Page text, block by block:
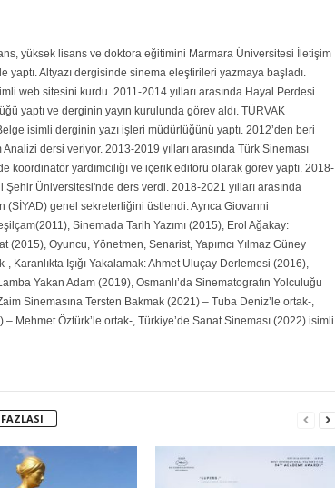
yüksek lisans ve doktora eğitimini Marmara Üniversitesi İletişim
yaptı. Altyazı dergisinde sinema eleştirileri yazmaya başladı.
web sitesini kurdu. 2011-2014 yılları arasında Hayal Perdesi
yaptı ve derginin yayın kurulunda görev aldı. TÜRVAK
isimli derginin yazı işleri müdürlüğünü yaptı. 2012’den beri
dersi veriyor. 2013-2019 yılları arasında Türk Sineması
koordinatör yardımcılığı ve içerik editörü olarak görev yaptı. 2018-
Şehir Üniversitesi'nde ders verdi. 2018-2021 yılları arasında
(SİYAD) genel sekreterliğini üstlendi. Ayrıca Giovanni
Sinemada Tarih Yazımı (2015), Erol Ağakay:
(2015), Oyuncu, Yönetmen, Senarist, Yapımcı Yılmaz Güney
Karanlıkta Işığı Yakalamak: Ahmet Uluçay Derlemesi (2016),
Yakan Adam (2019), Osmanlı’da Sinematografın Yolculuğu
Sinemasına Tersten Bakmak (2021) – Tuba Deniz’le ortak-,
Mehmet Öztürk’le ortak-, Türkiye’de Sanat Sineması (2022) isimli